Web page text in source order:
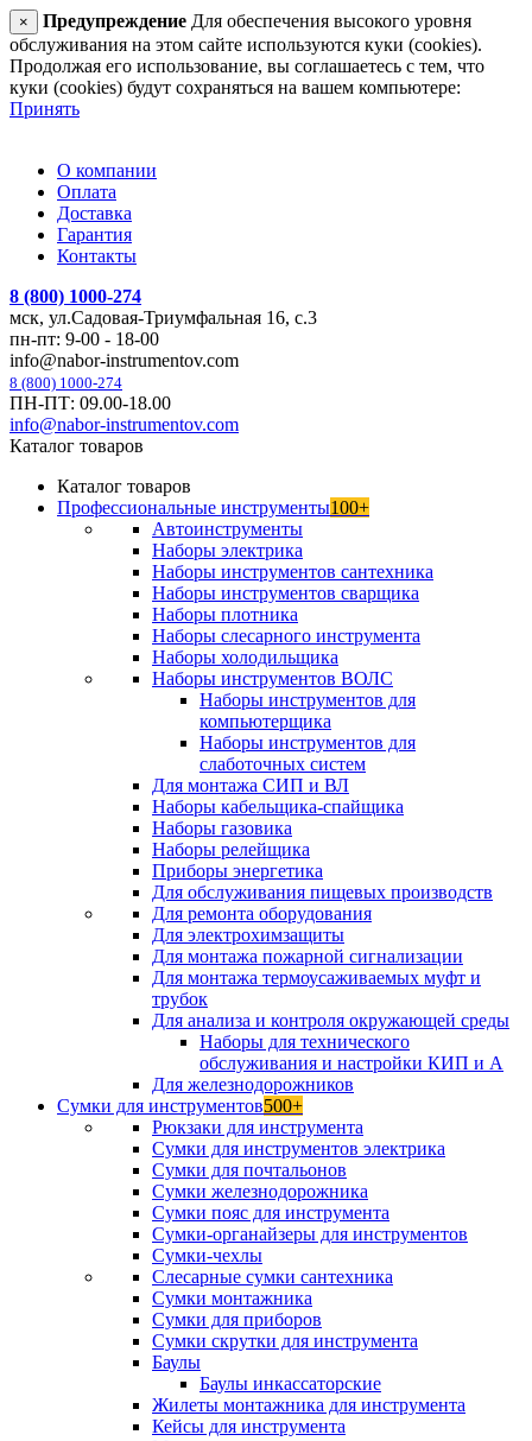
× Предупреждение Для обеспечения высокого уровня
обслуживания на этом сайте используются куки (cookies).
Продолжая его использование, вы соглашаетесь с тем, что
куки (cookies) будут сохраняться на вашем компьютере:
Принять
О компании
Оплата
Доставка
Гарантия
Контакты
8 (800) 1000-274
мск, ул.Садовая-Триумфальная 16, с.3
пн-пт: 9-00 - 18-00
info@nabor-instrumentov.com
8 (800) 1000-274
ПН-ПТ: 09.00-18.00
info@nabor-instrumentov.com
Каталог товаров
Каталог товаров
Профессиональные инструменты100+
Автоинструменты
Наборы электрика
Наборы инструментов сантехника
Наборы инструментов сварщика
Наборы плотника
Наборы слесарного инструмента
Наборы холодильщика
Наборы инструментов ВОЛС
Наборы инструментов для
компьютерщика
Наборы инструментов для
слаботочных систем
Для монтажа СИП и ВЛ
Наборы кабельщика-спайщика
Наборы газовика
Наборы релейщика
Приборы энергетика
Для обслуживания пищевых производств
Для ремонта оборудования
Для электрохимзащиты
Для монтажа пожарной сигнализации
Для монтажа термоусаживаемых муфт и
трубок
Для анализа и контроля окружающей среды
Наборы для технического
обслуживания и настройки КИП и А
Для железнодорожников
Сумки для инструментов500+
Рюкзаки для инструмента
Сумки для инструментов электрика
Сумки для почтальонов
Сумки железнодорожника
Сумки пояс для инструмента
Сумки-органайзеры для инструментов
Сумки-чехлы
Слесарные сумки сантехника
Сумки монтажника
Сумки для приборов
Сумки скрутки для инструмента
Баулы
Баулы инкассаторские
Жилеты монтажника для инструмента
Кейсы для инструмента